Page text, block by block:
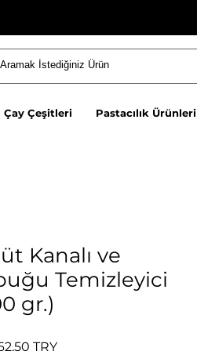
Çay Çeşitleri Pastacılık Ürünleri
Kanalı ve
Temizleyici
gr.)
TRYSale-Preis